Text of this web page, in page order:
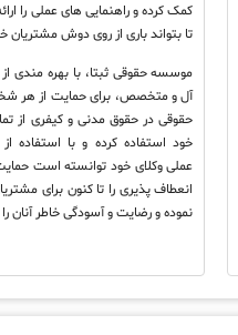
کمک کرده و راهنمایی های عملی را
تا بتواند باری از روی دوش مشتریان
موسسه حقوقی ثبتا، با بهره مندی
آل و متخصص، برای حمایت از هر
حقوقی در حقوق مدنی و کیفری از
خود استفاده کرده و با استفاده
عملی وکلای خود توانسته است
انعطاف پذیری را تا کنون برای
نموده و رضایت و آسودگی خاطر آنان را